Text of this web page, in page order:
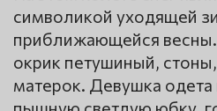
символикой уходящей
приближающейся весны.
окрик петушиный,
матерок. Девушка одета